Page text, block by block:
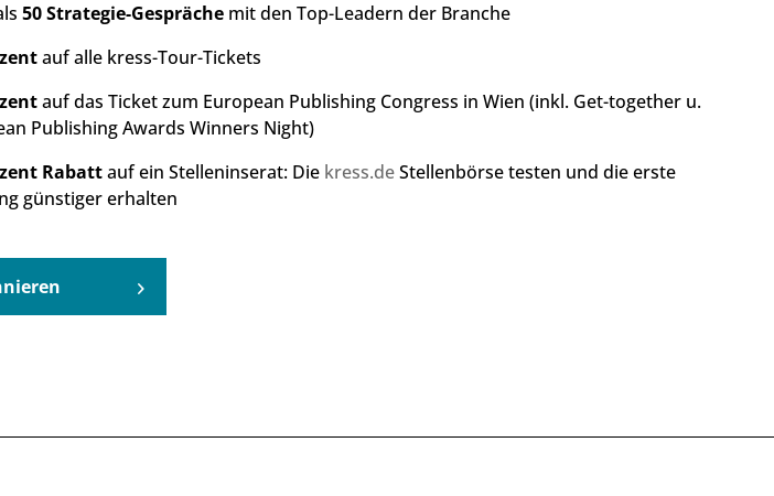
50 Strategie-Gesprächemit den Top-Leadern der Branche
auf alle kress-Tour-Tickets
auf das Ticket zum European Publishing Congress in Wien (inkl. Get-together u.
Publishing Awards Winners Night)
Rabattauf ein Stelleninserat: Die kress.deStellenbörse testen und die erste
günstiger erhalten